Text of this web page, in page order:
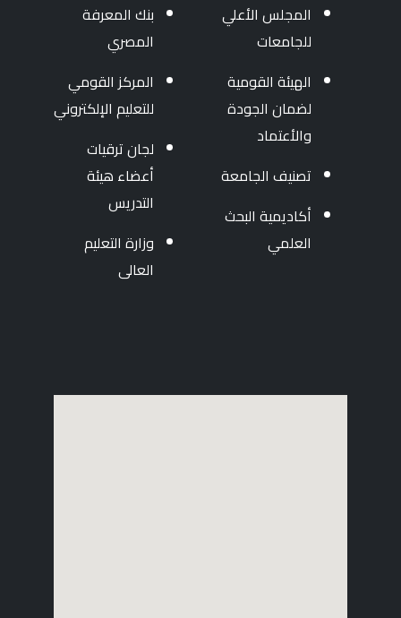
المجلس الأعلي
للجامعات
الهيئة القومية
لضمان الجودة
والأعتماد
تصنيف الجامعة
أكاديمية البحث
العلمي
بنك المعرفة
المصري
المركز القومي
للتعليم الإلكتروني
لجان ترقيات
أعضاء هيئة
التدريس
وزارة التعليم
العالى